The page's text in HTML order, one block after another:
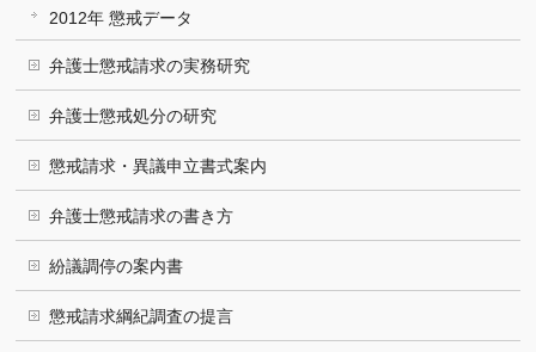
2012年 懲戒データ
弁護士懲戒請求の実務研究
弁護士懲戒処分の研究
懲戒請求・異議申立書式案内
弁護士懲戒請求の書き方
紛議調停の案内書
懲戒請求綱紀調査の提言